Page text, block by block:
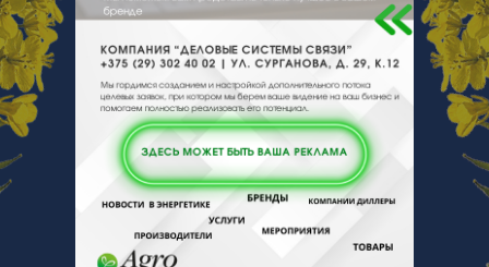
Отзывы Еще
Отзывы
Чтобы оставить комментарий или
выставить рейтинг, нужноВойти
Зарегистрироваться